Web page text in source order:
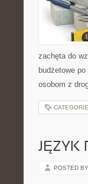
zachęta do
budżetowe
osobom z
JĘZYK
POSTED